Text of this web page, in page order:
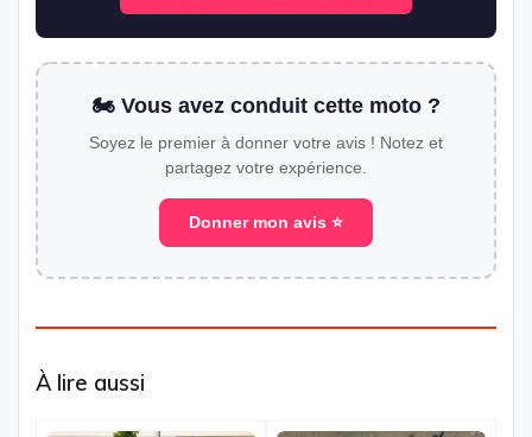
🏍️ Vous avez conduit cette moto ?
Soyez le premier à donner votre avis ! Notez et
partagez votre expérience.
Donner mon avis ⭐
À lire aussi